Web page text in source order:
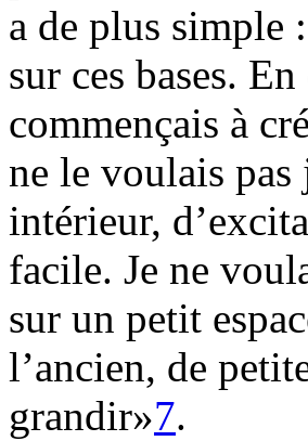
a de plus simple
sur ces bases.
commençais à
ne le voulais
intérieur,
facile. Je ne
sur un petit
l’ancien, de
grandir»7.